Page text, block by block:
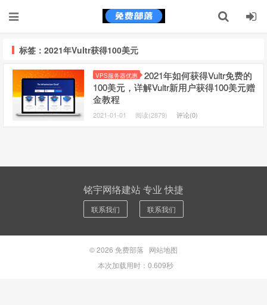
标签：2021年Vultr获得100美元
VPS服务器优惠
2021年如何获得Vultr免费的
100美元，详解Vultr新用户获得100美元赠
金教程
2021-01-01 阅读(2879) 评论(0)
铭宇网络建站 专业 快捷
联系我们 联系我们
© 2026 免费部落
网站地图
本次加载用时：0.609秒